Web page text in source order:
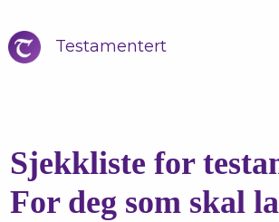
Testamentert
Sjekkliste for
For deg som skal